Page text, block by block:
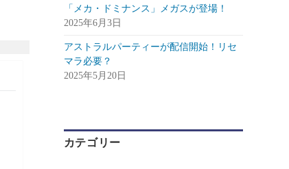
「メカ・ドミナンス」メガスが登場！
2025年6月3日
アストラルパーティーが配信開始！リセ
マラ必要？
2025年5月20日
カテゴリー